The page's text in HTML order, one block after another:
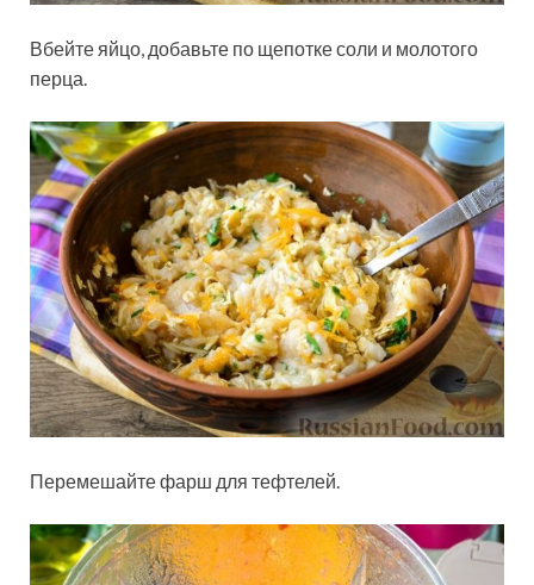
Вбейте яйцо, добавьте по щепотке соли и молотого
перца.
Перемешайте фарш для тефтелей.